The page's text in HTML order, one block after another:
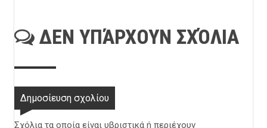
ΔΕΝ ΥΠΆΡΧΟΥΝ ΣΧΌΛΙΑ
Δημοσίευση σχολίου
Σχόλια τα οποία είναι υβριστικά ή περιέχουν